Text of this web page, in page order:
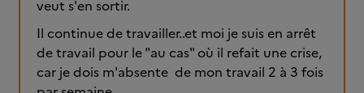
veut s'en sortir.
Il continue de travailler..et moi je suis en arrêt
de travail pour le "au cas" où il refait une crise,
car je dois m'absente de mon travail 2 à 3 fois